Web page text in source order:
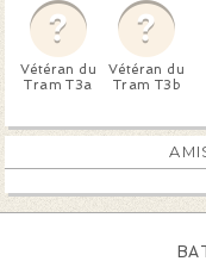
Vétéran du
Tram T3a
Vétéran du
Tram T3b